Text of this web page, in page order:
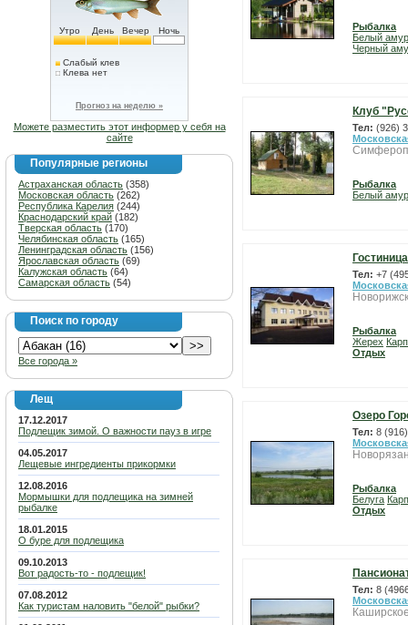
Утро День Вечер Ночь
Слабый клев
Клева нет
Прогноз на неделю »
Можете разместить этот информер у себя на
сайте
Популярные регионы
Астраханская область (358)
Московская область (262)
Республика Карелия (244)
Краснодарский край (182)
Тверская область (170)
Челябинская область (165)
Ленинградская область (156)
Ярославская область (69)
Калужская область (64)
Самарская область (54)
Поиск по городу
Все города »
Лещ
17.12.2017
Подлещик зимой. О важности пауз в игре
04.05.2017
Лещевые ингредиенты прикормки
12.08.2016
Мормышки для подлещика на зимней
рыбалке
18.01.2015
О буре для подлещика
09.10.2013
Вот радость-то - подлещик!
07.08.2012
Как туристам наловить "белой" рыбки?
Рыбалка
Белый амур
Черный
Клуб
Тел: (926)
Рыбалка
Белый амур
Тел: +7
Рыбалка
Жерех
Отдых
Озеро
Тел: 8
Рыбалка
Белуга
Отдых
Тел: 8